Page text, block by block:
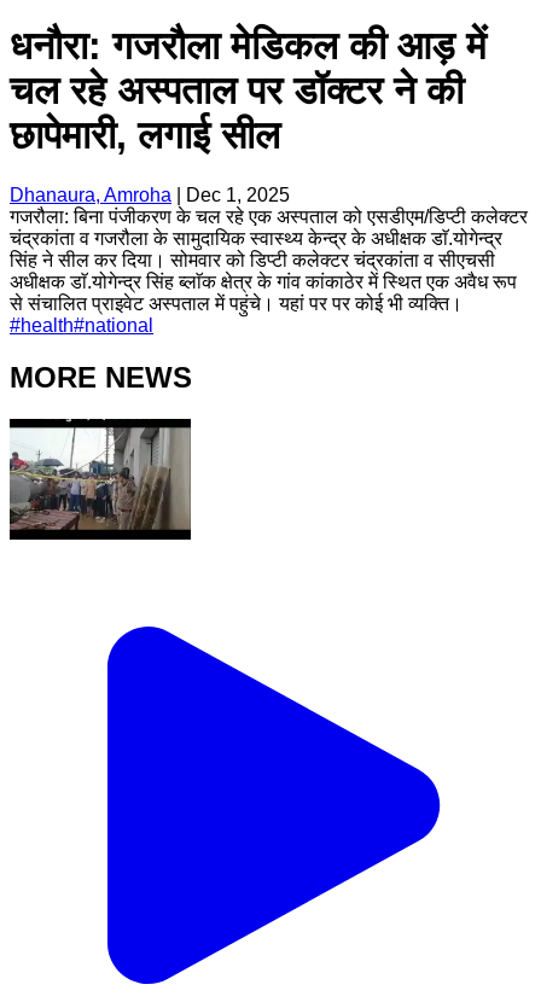
धनौरा: गजरौला मेडिकल की आड़ में
चल रहे अस्पताल पर डॉक्टर ने की
छापेमारी, लगाई सील
Dhanaura, Amroha
Dec 1, 2025
गजरौला: बिना पंजीकरण के चल रहे एक अस्पताल को एसडीएम/डिप्टी कलेक्टर
चंद्रकांता व गजरौला के सामुदायिक स्वास्थ्य केन्द्र के अधीक्षक डाॅ.योगेन्द्र
सिंह ने सील कर दिया। सोमवार को डिप्टी कलेक्टर चंद्रकांता व सीएचसी
अधीक्षक डाॅ.योगेन्द्र सिंह ब्लाॅक क्षेत्र के गांव कांकाठेर में स्थित एक अवैध रूप
से संचालित प्राइवेट अस्पताल में पहुंचे। यहां पर पर कोई भी व्यक्ति।
#health#national
MORE NEWS